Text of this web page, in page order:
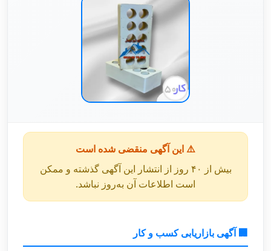
⚠️ این آگهی منقضی شده است
بیش از ۴۰ روز از انتشار این آگهی گذشته و ممکن
است اطلاعات آن به‌روز نباشد.
🏢 آگهی بازاریابی کسب و کار